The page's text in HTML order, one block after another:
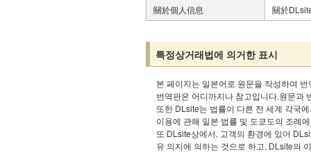
關於個人信息
關於
특정상거래법에 의거한 표시
본 페이지는 일본어로 원문을 작성하여
번역판은 어디까지나 참고입니다.원문과
또한 DLsite는 법률이 다른 전 세계 각국
이용에 관해 일본 법률 및 도쿄도의 조례
또 DLsite상에서, 고객의 환경에 있어
유 의지에 의하는 것으로 하고, DLsite의